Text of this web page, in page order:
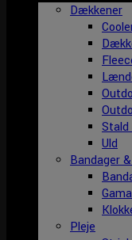
Dækkener
Uld
Bandager
Pleje